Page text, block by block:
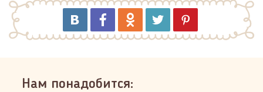
Нам понадобится: